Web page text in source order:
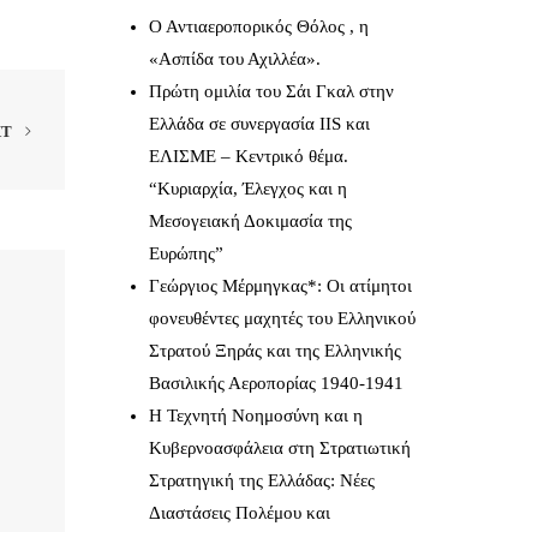
Ο Αντιαεροπορικός Θόλος , η
«Ασπίδα του Αχιλλέα».
Πρώτη ομιλία του Σάι Γκαλ στην
Ελλάδα σε συνεργασία IIS και
ΕΛΙΣΜΕ – Κεντρικό θέμα.
“Κυριαρχία, Έλεγχος και η
Μεσογειακή Δοκιμασία της
Ευρώπης”
Γεώργιος Μέρμηγκας*: Οι ατίμητοι
φονευθέντες μαχητές του Ελληνικού
Στρατού Ξηράς και της Ελληνικής
Βασιλικής Αεροπορίας 1940-1941
Η Τεχνητή Νοημοσύνη και η
Κυβερνοασφάλεια στη Στρατιωτική
Στρατηγική της Ελλάδας: Νέες
Διαστάσεις Πολέμου και